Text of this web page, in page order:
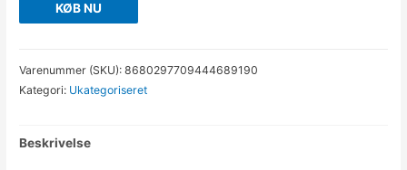
KØB NU
Varenummer (SKU):8680297709444689190
Kategori: Ukategoriseret
Beskrivelse